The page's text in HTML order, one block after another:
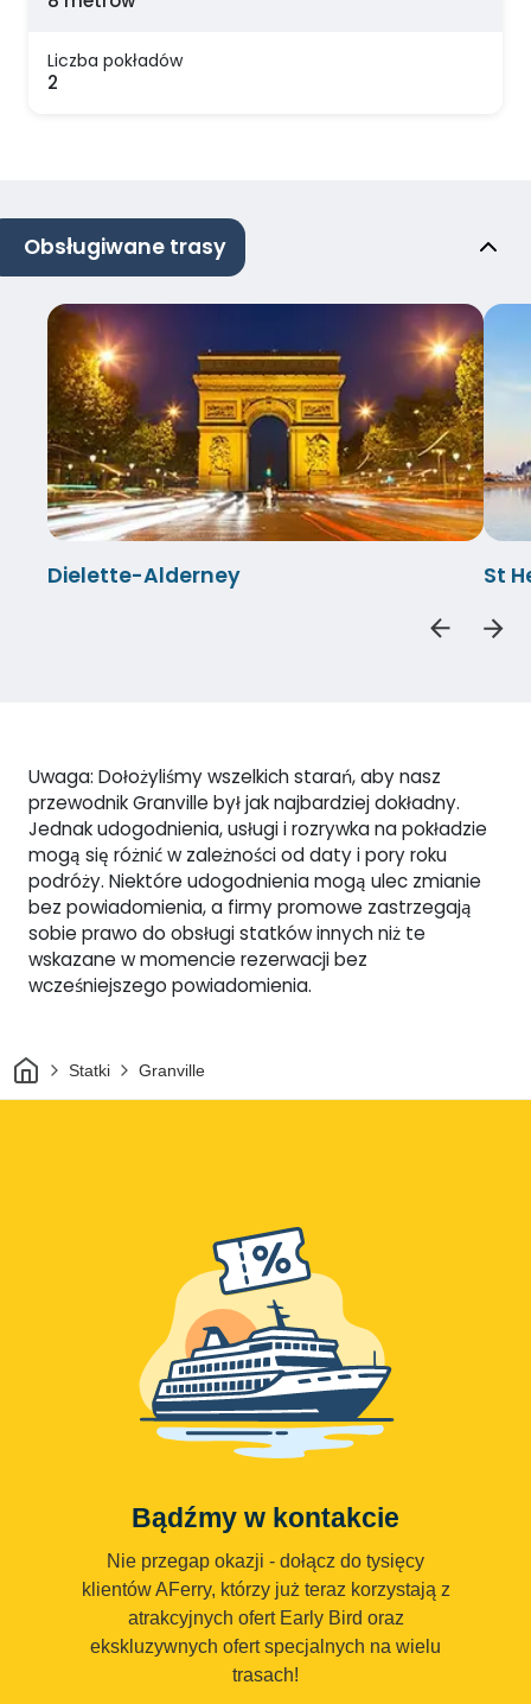
Liczba pokładów
2
Obsługiwane trasy
Dielette-Alderney St
Uwaga: Dołożyliśmy wszelkich starań, aby nasz
przewodnik Granville był jak najbardziej dokładny.
Jednak udogodnienia, usługi i rozrywka na pokładzie
mogą się różnić w zależności od daty i pory roku
podróży. Niektóre udogodnienia mogą ulec zmianie
bez powiadomienia, a firmy promowe zastrzegają
sobie prawo do obsługi statków innych niż te
wskazane w momencie rezerwacji bez
wcześniejszego powiadomienia.
DomStatki Granville
Bądźmy w kontakcie
Nie przegap okazji - dołącz do tysięcy
klientów AFerry, którzy już teraz korzystają z
atrakcyjnych ofert Early Bird oraz
ekskluzywnych ofert specjalnych na wielu
trasach!